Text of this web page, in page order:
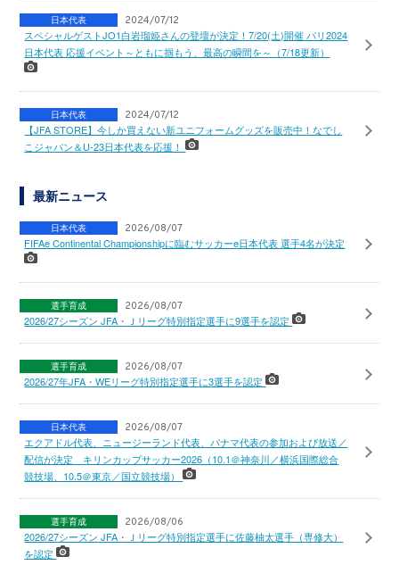
日本代表 2024/07/12
スペシャルゲストJO1白岩瑠姫さんの登壇が決定！7/20(土)開催 パリ2024
日本代表 応援イベント～ともに掴もう、最高の瞬間を～（7/18更新）
日本代表 2024/07/12
【JFA STORE】今しか買えない新ユニフォームグッズを販売中！なでし
こジャパン＆U-23日本代表を応援！
最新ニュース
日本代表 2026/08/07
FIFAe Continental Championshipに臨むサッカーe日本代表 選手4名が決定
選手育成 2026/08/07
2026/27シーズン JFA・Ｊリーグ特別指定選手に9選手を認定
選手育成 2026/08/07
2026/27年JFA・WEリーグ特別指定選手に3選手を認定
日本代表 2026/08/07
エクアドル代表、ニュージーランド代表、パナマ代表の参加および放送／
配信が決定 キリンカップサッカー2026（10.1＠神奈川／横浜国際総合
競技場、10.5＠東京／国立競技場）
選手育成 2026/08/06
2026/27シーズン JFA・Ｊリーグ特別指定選手に佐藤柚太選手（専修大）
を認定